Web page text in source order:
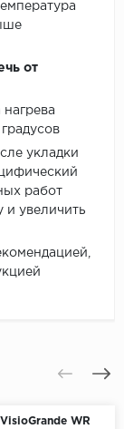
от
укладки
работ
и увеличить
WR